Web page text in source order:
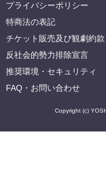
プライバシーポリシー
特商法の表記
チケット販売及び観劇約款
反社会的勢力排除宣言
推奨環境・セキュリティ
FAQ・お問い合わせ
Copyright (c)